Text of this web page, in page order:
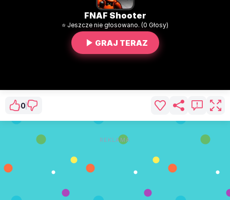
FNAF Shooter
⭐ Jeszcze nie głosowano. (0 Głosy)
GRAJ TERAZ
0
REKLAMA